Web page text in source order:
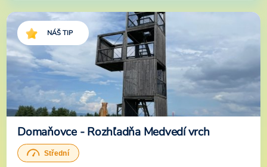
NÁŠ TIP
Domaňovce - Rozhľadňa Medvedí vrch